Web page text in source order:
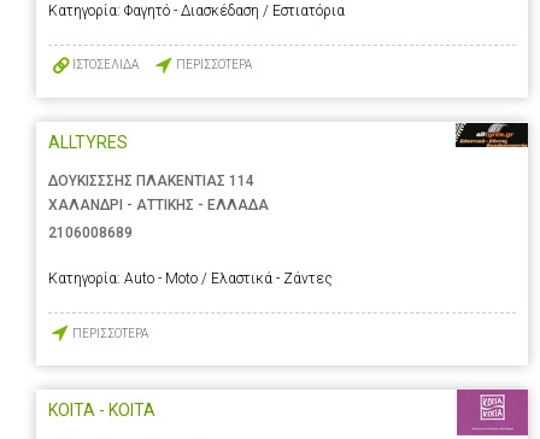
Κατηγορία: Φαγητό - Διασκέδαση / Εστιατόρια
ΙΣΤΟΣΕΛΙΔΑ ΠΕΡΙΣΣΟΤΕΡΑ
ALLTYRES
ΔΟΥΚΙΣΣΣΗΣ ΠΛΑΚΕΝΤΙΑΣ 114
ΧΑΛΑΝΔΡΙ - ΑΤΤΙΚΗΣ - ΕΛΛΑΔΑ
2106008689
Κατηγορία: Auto - Moto / Ελαστικά - Ζάντες
ΠΕΡΙΣΣΟΤΕΡΑ
ΚΟΙΤΑ - ΚΟΙΤΑ